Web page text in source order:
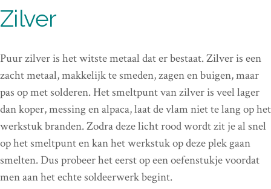
Zilver
Puur zilver is het witste metaal dat er bestaat. Zilver is een
zacht metaal, makkelijk te smeden, zagen en buigen, maar
pas op met solderen. Het smeltpunt van zilver is veel lager
dan koper, messing en alpaca, laat de vlam niet te lang op het
werkstuk branden. Zodra deze licht rood wordt zit je al snel
op het smeltpunt en kan het werkstuk op deze plek gaan
smelten. Dus probeer het eerst op een oefenstukje voordat
men aan het echte soldeerwerk begint.